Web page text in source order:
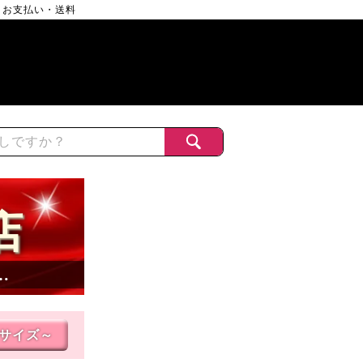
お支払い・送料
イズ～